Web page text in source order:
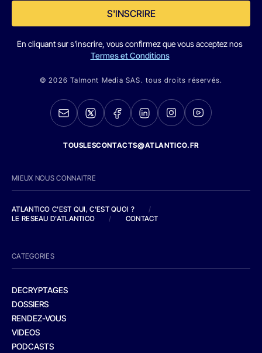
S'INSCRIRE
En cliquant sur s'inscrire, vous confirmez que vous acceptez nos
Termes et Conditions
© 2026 Talmont Media SAS. tous droits réservés.
TOUSLESCONTACTS@ATLANTICO.FR
MIEUX NOUS CONNAITRE
ATLANTICO C'EST QUI, C'EST QUOI ?
/
LE RESEAU D'ATLANTICO
/ CONTACT
CATEGORIES
DECRYPTAGES
DOSSIERS
RENDEZ-VOUS
VIDEOS
PODCASTS